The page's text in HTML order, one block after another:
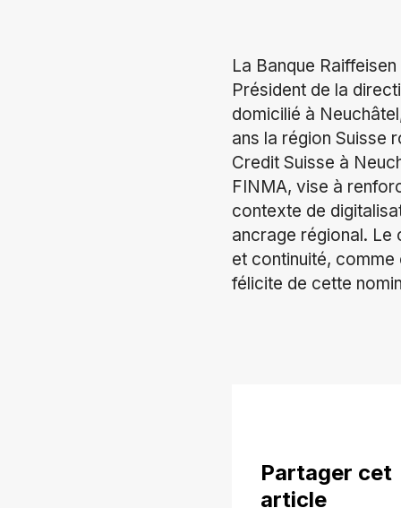
La Banque
Président de la
domicilié à
ans la région Suisse
Credit Suisse à
FINMA, vise à
contexte de
ancrage régional. Le
et continuité, comme
félicite de cette
Partager cet
article